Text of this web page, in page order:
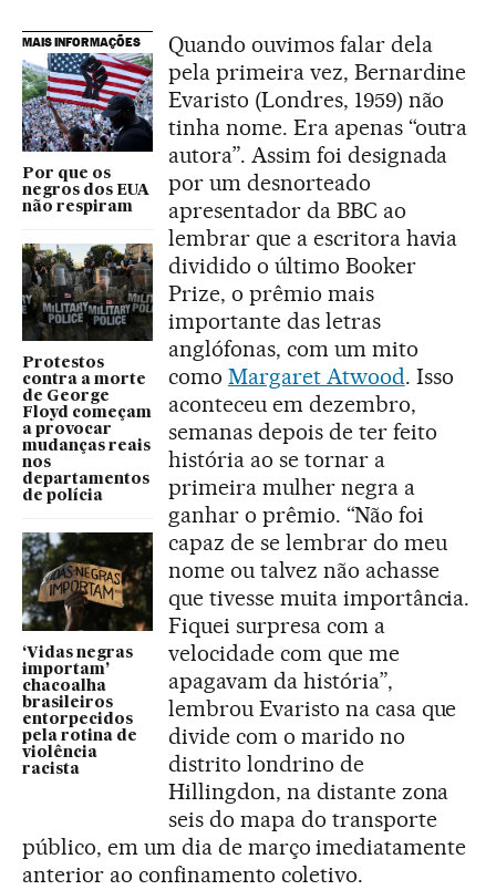
MAIS INFORMAÇÕES
Por que os
negros dos EUA
não respiram
Protestos
contra a morte
de George
Floyd começam
a provocar
mudanças reais
nos
departamentos
de polícia
‘Vidas negras
importam’
chacoalha
brasileiros
entorpecidos
pela rotina de
violência
racista
Quando ouvimos falar dela
pela primeira vez, Bernardine
Evaristo (Londres, 1959) não
tinha nome. Era apenas “outra
autora”. Assim foi designada
por um desnorteado
apresentador da BBC ao
lembrar que a escritora havia
dividido o último Booker
Prize, o prêmio mais
importante das letras
anglófonas, com um mito
como Margaret Atwood. Isso
aconteceu em dezembro,
semanas depois de ter feito
história ao se tornar a
primeira mulher negra a
ganhar o prêmio. “Não foi
capaz de se lembrar do meu
nome ou talvez não achasse
que tivesse muita importância.
Fiquei surpresa com a
velocidade com que me
apagavam da história”,
lembrou Evaristo na casa que
divide com o marido no
distrito londrino de
Hillingdon, na distante zona
seis do mapa do transporte
público, em um dia de março imediatamente
anterior ao confinamento coletivo.